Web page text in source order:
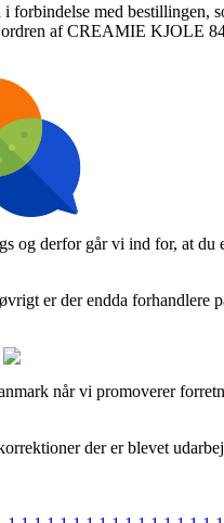
med
af CREAMIE KJOLE
og derfor går vi ind for, at
er der endda
når vi promoverer
der er blevet